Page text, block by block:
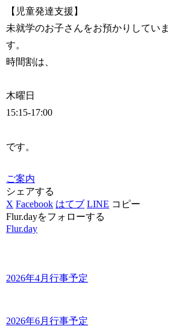
【児童発達支援】
未就学のお子さんをお預かりしていま
す。
時間割は、
木曜日
15:15-17:00
です。
ご案内
シェアする
X Facebook はてブ LINE コピー
Flur.dayをフォローする
Flur.day
2026年4月行事予定
2026年6月行事予定